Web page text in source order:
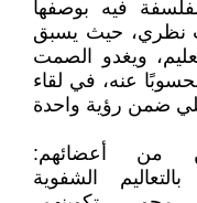
فيه بوصفها
نظري، حيث يسبق
ويغدو الصمت
عنه، في لقاء
ضمن رؤية واحدة
من أعضائهم:
الشفوية